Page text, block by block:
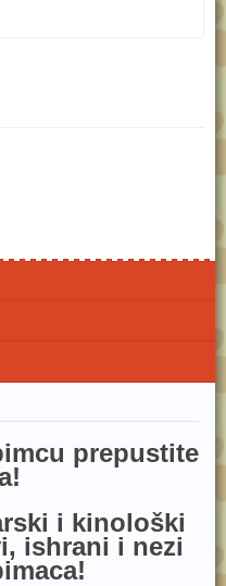
prepustite
i kinološki
ishrani i nezi